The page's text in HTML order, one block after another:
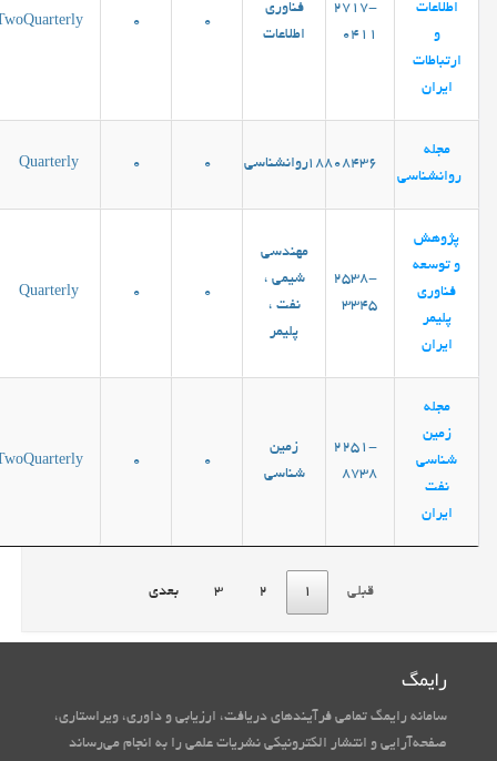
اطلاعات
و
ارتباطات
ایران
2717-
0411
فناوری
اطلاعات
0
0
TwoQuarterly
مجله
روانشناسی
18808436 روانشناسی 0
0
Quarterly
پژوهش
و توسعه
فناوری
پلیمر
ایران
2538-
3345
مهندسی
شیمی ،
نفت ،
پلیمر
0
0
Quarterly
مجله
زمین
شناسی
نفت
ایران
2251-
8738
زمین
شناسی
0
0
TwoQuarterly
قبلی 1
2
3 بعدی
رایمگ
سامانه رایمگ تمامی فرآیندهای دریافت، ارزیابی و داوری، ویراستاری،
صفحه‌آرایی و انتشار الکترونیکی نشریات علمی را به انجام می‌رساند